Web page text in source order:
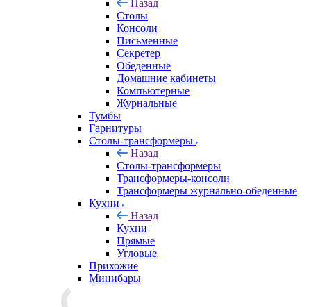
Назад
Столы
Консоли
Письменные
Секретер
Обеденные
Домашние кабинеты
Компьютерные
Журнальные
Тумбы
Гарнитуры
Столы-трансформеры
Назад
Столы-трансформеры
Трансформеры-консоли
Трансформеры журнально-обеденные
Кухни
Назад
Кухни
Прямые
Угловые
Прихожие
Минибары